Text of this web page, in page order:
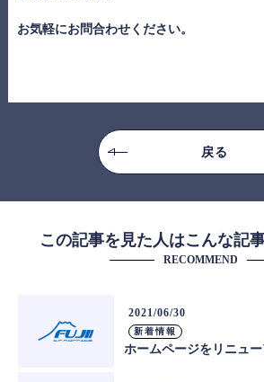
お気軽にお問合わせください。
戻る
この記事を見た人はこんな記
RECOMMEND
2021/06/30
新着情報
ホームページをリニュ